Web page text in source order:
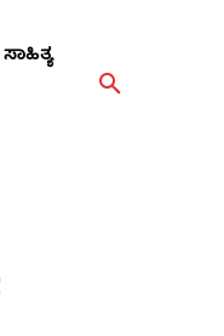
ಸಾಹಿತ್ಯ